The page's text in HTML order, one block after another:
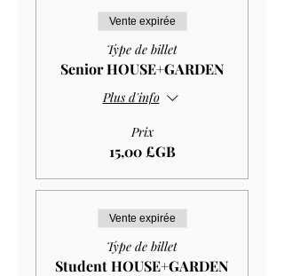
Vente expirée
Type de billet
Senior HOUSE+GARDEN
Plus d'info
Prix
15,00 £GB
Vente expirée
Type de billet
Student HOUSE+GARDEN